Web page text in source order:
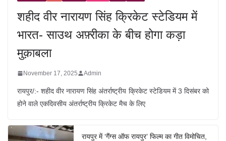
शहीद वीर नारायण सिंह क्रिकेट स्टेडियम में
भारत- साउथ अफ़्रीका के बीच होगा कड़ा
मुक़ाबला
November 17, 2025 Admin
रायपुर/:- शहीद वीर नारायण सिंह अंतर्राष्ट्रीय क्रिकेट स्टेडियम में 3 दिसंबर को
होने वाले एकदिवसीय अंतर्राष्ट्रीय क्रिकेट मैच के लिए
रायपुर में ‘गैंग्स ऑफ रायपुर’ फिल्म का गीत विमोचित,